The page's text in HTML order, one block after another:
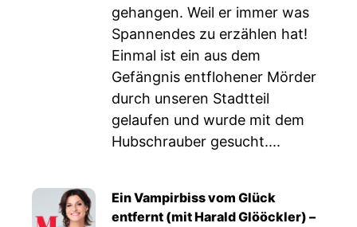
gehangen. Weil er immer was
Spannendes zu erzählen hat!
Einmal ist ein aus dem
Gefängnis entflohener Mörder
durch unseren Stadtteil
gelaufen und wurde mit dem
Hubschrauber gesucht....
Ein Vampirbiss vom Glück
entfernt (mit Harald Glööckler) –